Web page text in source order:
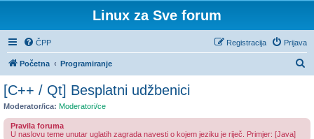
Linux za Sve forum
ČPP Prijava
Registracija
Početna Programiranje
[C++ / Qt] Besplatni udžbenici
Moderator/ica: Moderatori/ce
Pravila foruma
U naslovu teme unutar uglatih zagrada navesti o kojem jeziku je riječ. Primjer: [Java]